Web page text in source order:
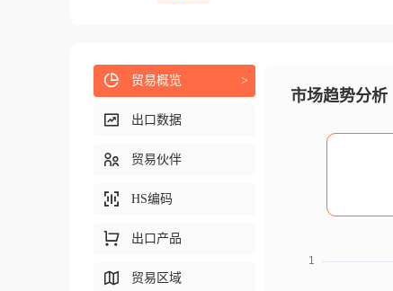
市场趋势分析
贸易概览 >
出口数据
贸易伙伴
HS编码
出口产品
贸易区域